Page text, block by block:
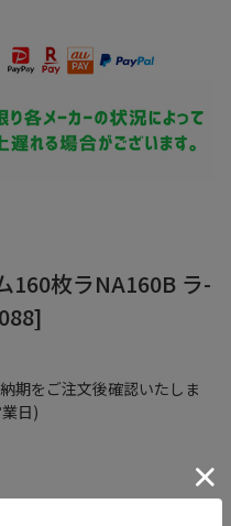
期をご注文後確認いたしま
日)
160枚ラNA160B ラ-